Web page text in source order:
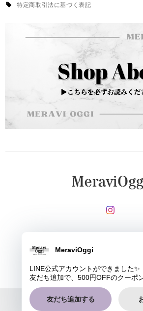
特定商取引法に基づく表記
MeraviOggi |プライバシーポリシー